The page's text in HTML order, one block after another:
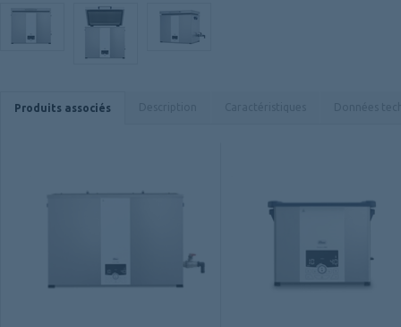
Produits associés